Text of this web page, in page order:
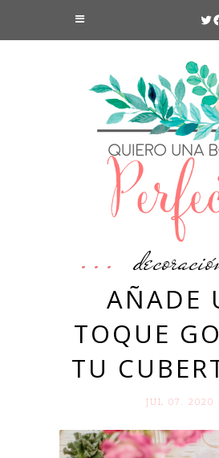
AÑADE
TOQUE
TU
JUL 07. 2020